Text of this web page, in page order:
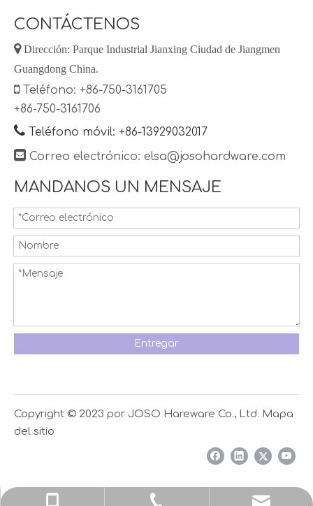
CONTÁCTENOS
Dirección: Parque Industrial Jianxing Ciudad de Jiangmen
Guangdong China.
 Teléfono: +86-750-3161705
+86-750-3161706
 Teléfono móvil: +86-13929032017
 Correo electrónico: elsa@josohardware.com
MANDANOS UN MENSAJE
Entregar
Copyright © 2023 por JOSO Hareware Co., Ltd. Mapa
del sitio